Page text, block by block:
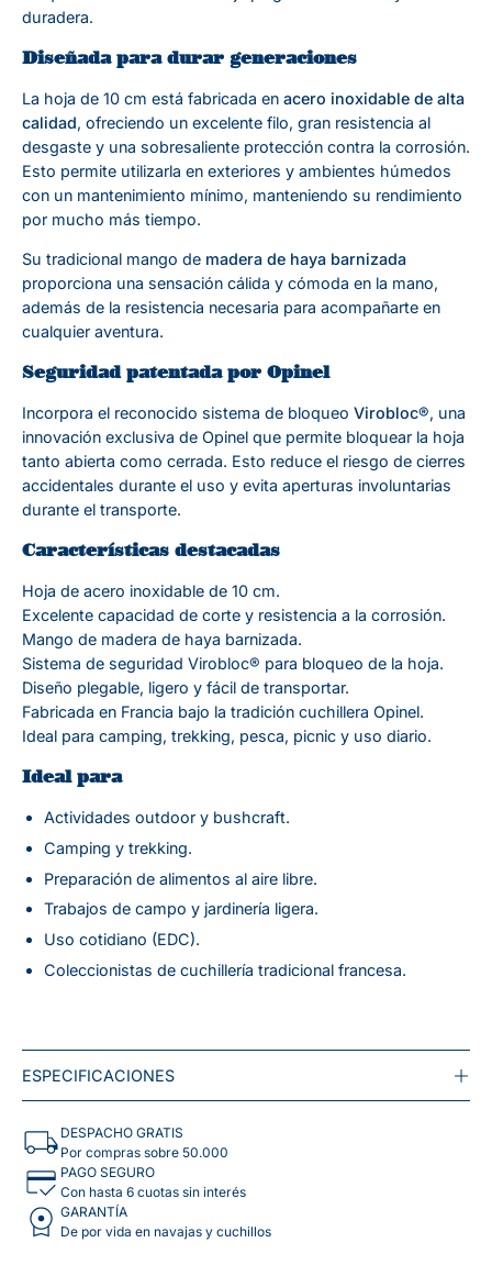
duradera.
Diseñada para durar generaciones
La hoja de 10 cm está fabricada en acero inoxidable de alta
calidad, ofreciendo un excelente filo, gran resistencia al
desgaste y una sobresaliente protección contra la corrosión.
Esto permite utilizarla en exteriores y ambientes húmedos
con un mantenimiento mínimo, manteniendo su rendimiento
por mucho más tiempo.
Su tradicional mango de madera de haya barnizada
proporciona una sensación cálida y cómoda en la mano,
además de la resistencia necesaria para acompañarte en
cualquier aventura.
Seguridad patentada por Opinel
Incorpora el reconocido sistema de bloqueo Virobloc®, una
innovación exclusiva de Opinel que permite bloquear la hoja
tanto abierta como cerrada. Esto reduce el riesgo de cierres
accidentales durante el uso y evita aperturas involuntarias
durante el transporte.
Características destacadas
Hoja de acero inoxidable de 10 cm.
Excelente capacidad de corte y resistencia a la corrosión.
Mango de madera de haya barnizada.
Sistema de seguridad Virobloc® para bloqueo de la hoja.
Diseño plegable, ligero y fácil de transportar.
Fabricada en Francia bajo la tradición cuchillera Opinel.
Ideal para camping, trekking, pesca, picnic y uso diario.
Ideal para
Actividades outdoor y bushcraft.
Camping y trekking.
Preparación de alimentos al aire libre.
Trabajos de campo y jardinería ligera.
Uso cotidiano (EDC).
Coleccionistas de cuchillería tradicional francesa.
ESPECIFICACIONES
DESPACHO GRATIS
Por compras sobre 50.000
PAGO SEGURO
Con hasta 6 cuotas sin interés
GARANTÍA
De por vida en navajas y cuchillos